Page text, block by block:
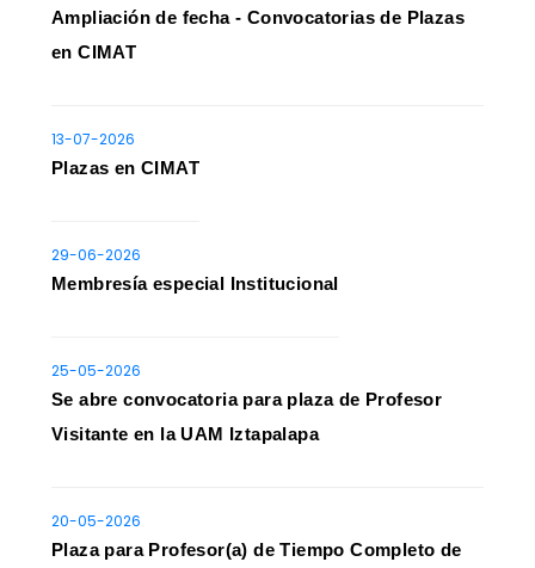
Ampliación de fecha - Convocatorias de Plazas
en CIMAT
13-07-2026
Plazas en CIMAT
29-06-2026
Membresía especial Institucional
25-05-2026
Se abre convocatoria para plaza de Profesor
Visitante en la UAM Iztapalapa
20-05-2026
Plaza para Profesor(a) de Tiempo Completo de